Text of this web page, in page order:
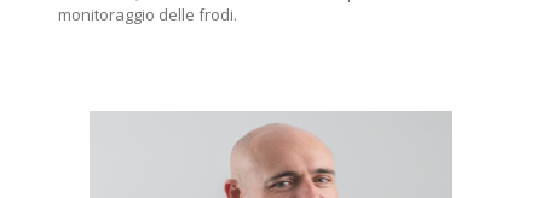
monitoraggio delle frodi.